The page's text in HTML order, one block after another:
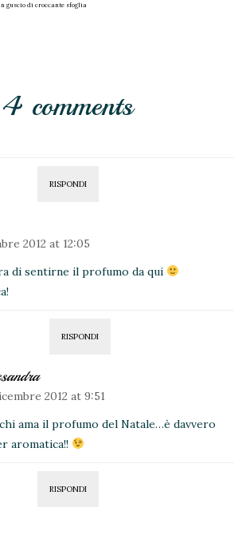
guscio di croccante sfoglia
4 comments
RISPONDI
2012 at 12:05
di sentirne il profumo da qui
RISPONDI
2012 at 9:51
ama il profumo del Natale…è davvero
aromatica!!
RISPONDI